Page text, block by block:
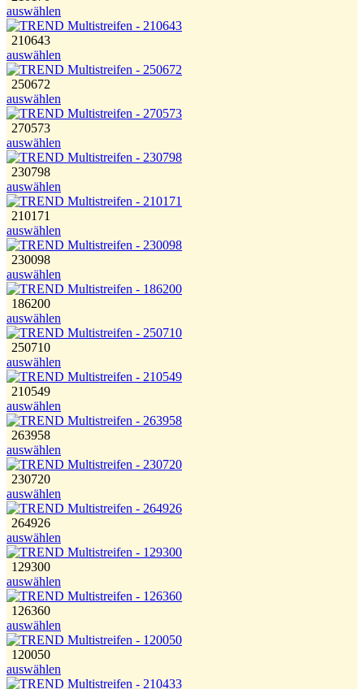
auswählen
210643
auswählen
250672
auswählen
270573
auswählen
230798
auswählen
210171
auswählen
230098
auswählen
186200
auswählen
250710
auswählen
210549
auswählen
263958
auswählen
230720
auswählen
264926
auswählen
129300
auswählen
126360
auswählen
120050
auswählen